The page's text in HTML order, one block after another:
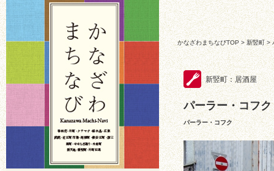
かなざわまちなびTOP>新竪町>
新竪町：居酒屋
パーラー・コフク
パーラー・コフク